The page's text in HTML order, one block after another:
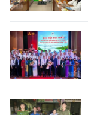
РУССКИЙ
ESPAÑOL
한국어